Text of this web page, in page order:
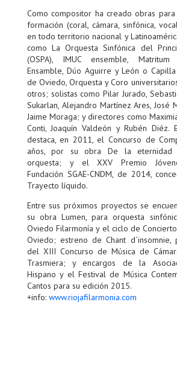
Como compositor ha creado obras
formación (coral, cámara, sinfónica,
en todo territorio nacional y
como La Orquesta Sinfónica del
(OSPA), IMUC ensemble,
Ensamble, Dúo Aguirre y León o
de Oviedo, Orquesta y Coro
otros; solistas como Pilar Jurado,
Sukarlan, Alejandro Martínez Ares, José
Jaime Moraga; y directores como
Conti, Joaquín Valdeón y Rubén Diéz.
destaca, en 2011, el Concurso de
años, por su obra De la eternidad
orquesta; y el XXV Premio
Fundación SGAE-CNDM, de 2014,
Trayecto líquido.
Entre sus próximos proyectos se
su obra Lumen, para orquesta
Oviedo Filarmonía y el ciclo de
Oviedo; estreno de Chant d´insomnie,
del XIII Concurso de Música de
Trasmiera; y encargos de la
Hispano y el Festival de Música
Cantos para su edición 2015.
+info: www.riojafilarmonia.com